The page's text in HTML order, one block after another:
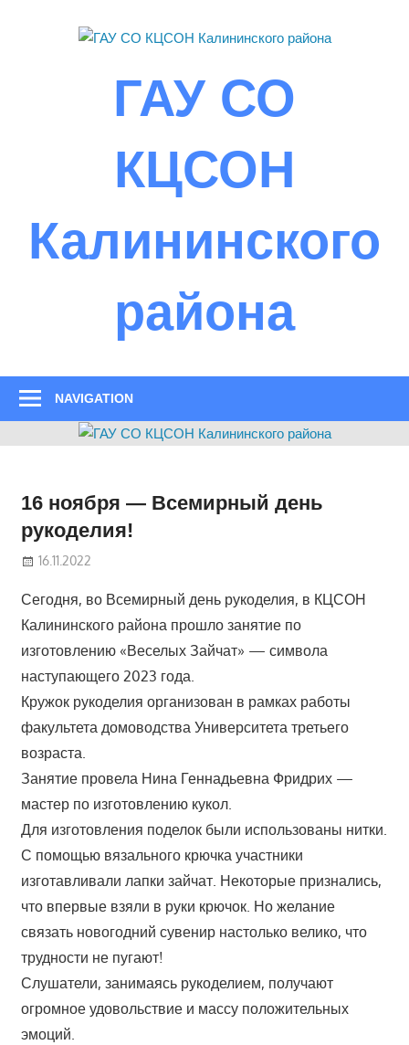
ГАУ СО
КЦСОН
Калининского
района
NAVIGATION
16 ноября — Всемирный день
рукоделия!
16.11.2022
Сегодня, во Всемирный день рукоделия, в КЦСОН
Калининского района прошло занятие по
изготовлению «Веселых Зайчат» — символа
наступающего 2023 года.
Кружок рукоделия организован в рамках работы
факультета домоводства Университета третьего
возраста.
Занятие провела Нина Геннадьевна Фридрих —
мастер по изготовлению кукол.
Для изготовления поделок были использованы нитки.
С помощью вязального крючка участники
изготавливали лапки зайчат. Некоторые признались,
что впервые взяли в руки крючок. Но желание
связать новогодний сувенир настолько велико, что
трудности не пугают!
Слушатели, занимаясь рукоделием, получают
огромное удовольствие и массу положительных
эмоций.